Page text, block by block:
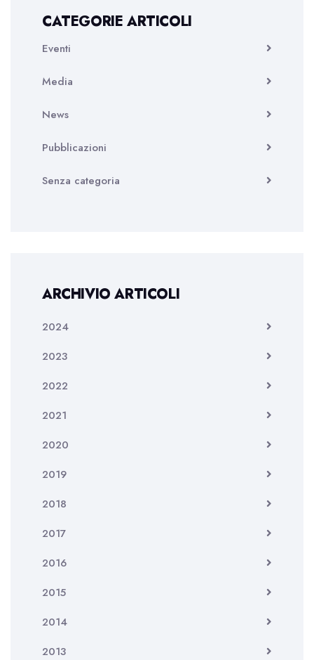
CATEGORIE ARTICOLI
Eventi
Media
News
Pubblicazioni
Senza categoria
ARCHIVIO ARTICOLI
2024
2023
2022
2021
2020
2019
2018
2017
2016
2015
2014
2013